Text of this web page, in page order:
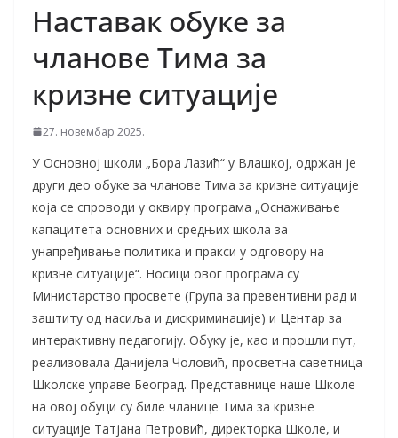
Наставак обуке за
чланове Тима за
кризне ситуације
27. новембар 2025.
У Основној школи „Бора Лазић“ у Влашкој, одржан је
други део обуке за чланове Тима за кризне ситуације
која се спроводи у оквиру програма „Оснаживање
капацитета основних и средњих школа за
унапређивање политика и пракси у одговору на
кризне ситуације“. Носици овог програма су
Министарство просвете (Група за превентивни рад и
заштиту од насиља и дискриминације) и Центар за
интерактивну педагогију. Обуку је, као и прошли пут,
реализовала Данијела Чоловић, просветна саветница
Школске управе Београд. Представнице наше Школе
на овој обуци су биле чланице Тима за кризне
ситуације Татјана Петровић, директорка Школе, и